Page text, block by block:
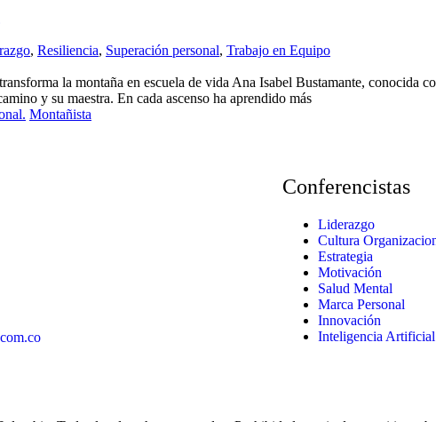
, Resiliencia, Superación personal, Trabajo en Equipo
la montaña en escuela de vida Ana Isabel Bustamante,
y su maestra. En cada ascenso ha aprendido más
Montañista
Conferencistas
Liderazgo
Cultura
Estrategia
Motivación
Salud Mental
Marca Personal
Innovación
Inteligencia Artificial